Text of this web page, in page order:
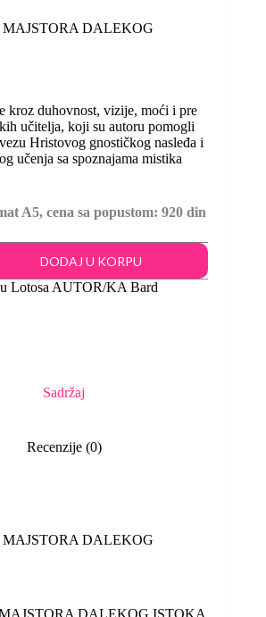
DALEKOG
kroz duhovnost, vizije, moći i pre
učitelja, koji su autoru pomogli
Hristovog gnostičkog nasleđa i
učenja sa spoznajama mistika
A5, cena sa popustom: 920 din
DODAJ U KORPU
Lotosa AUTOR/KA Bard
Sadržaj
Recenzije (0)
DALEKOG
DALEKOG ISTOKA